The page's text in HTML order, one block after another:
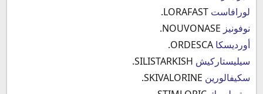
لورافاست
نوفونيز
أورديسكا
سيليستاركيش
سكيفالورين